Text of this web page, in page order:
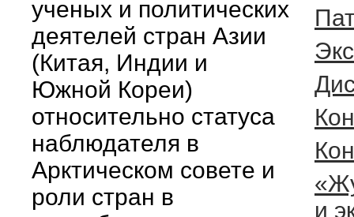
ученых и политических
деятелей стран Азии
(Китая, Индии и
Южной Кореи)
относительно статуса
наблюдателя в
Арктическом совете и
роли стран в
и